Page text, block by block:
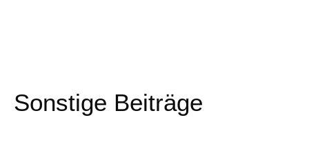
Sonstige Beiträge